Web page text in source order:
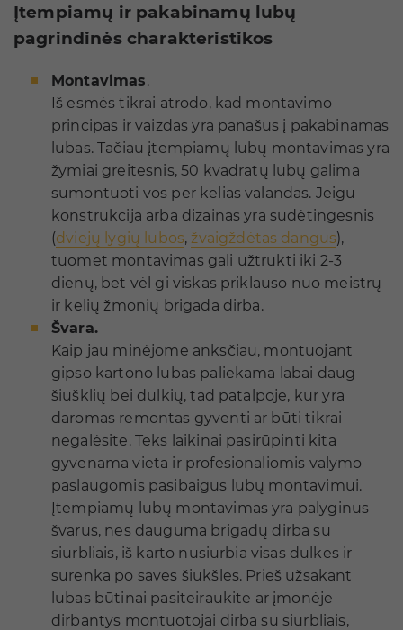
Įtempiamų ir pakabinamų lubų
pagrindinės charakteristikos
Montavimas.
Iš esmės tikrai atrodo, kad montavimo
principas ir vaizdas yra panašus į pakabinamas
lubas. Tačiau įtempiamų lubų montavimas yra
žymiai greitesnis, 50 kvadratų lubų galima
sumontuoti vos per kelias valandas. Jeigu
konstrukcija arba dizainas yra sudėtingesnis
(dviejų lygių lubos,žvaigždėtas dangus),
tuomet montavimas gali užtrukti iki 2-3
dienų, bet vėl gi viskas priklauso nuo meistrų
ir kelių žmonių brigada dirba.
Švara.
Kaip jau minėjome anksčiau, montuojant
gipso kartono lubas paliekama labai daug
šiušklių bei dulkių, tad patalpoje, kur yra
daromas remontas gyventi ar būti tikrai
negalėsite. Teks laikinai pasirūpinti kita
gyvenama vieta ir profesionaliomis valymo
paslaugomis pasibaigus lubų montavimui.
Įtempiamų lubų montavimas yra palyginus
švarus, nes dauguma brigadų dirba su
siurbliais, iš karto nusiurbia visas dulkes ir
surenka po saves šiukšles. Prieš užsakant
lubas būtinai pasiteiraukite ar įmonėje
dirbantys montuotojai dirba su siurbliais,